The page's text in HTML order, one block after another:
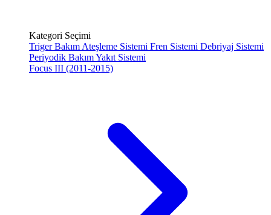
Kategori Seçimi
Triger Bakım Ateşleme Sistemi Fren Sistemi Debriyaj Sistemi
Periyodik BakımYakıt Sistemi
Focus III (2011-2015)